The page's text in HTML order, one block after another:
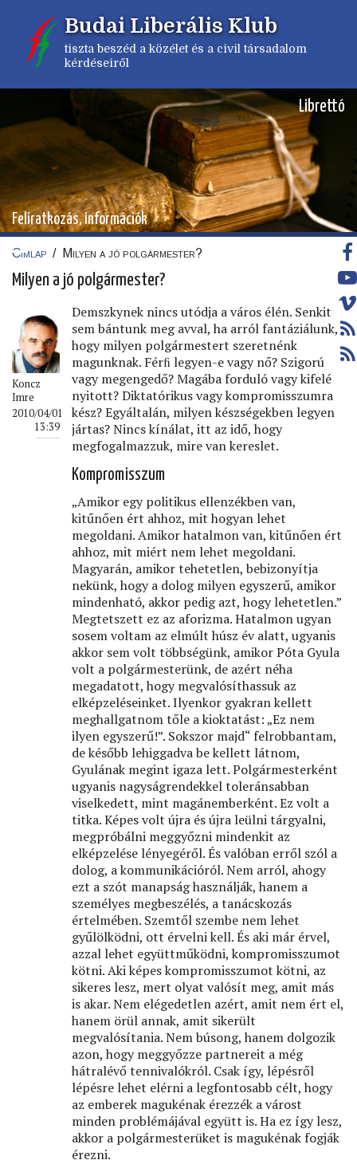
tartalomra
Budai Liberális Klub
tiszta beszéd a közélet és a civil társadalom
kérdéseiről
Librettó
Feliratkozás, információk
Címlap / Milyen a jó polgármester?
Milyen a jó polgármester?
Koncz
Imre
2010/04/01
13:39
Demszkynek nincs utódja a város élén. Senkit
sem bántunk meg avval, ha arról fantáziálunk,
hogy milyen polgármestert szeretnénk
magunknak. Férﬁ legyen-e vagy nő? Szigorú
vagy megengedő? Magába forduló vagy kifelé
nyitott? Diktatórikus vagy kompromisszumra
kész? Egyáltalán, milyen készségekben legyen
jártas? Nincs kínálat, itt az idő, hogy
megfogalmazzuk, mire van kereslet.
Kompromisszum
„Amikor egy politikus ellenzékben van,
kitűnően ért ahhoz, mit hogyan lehet
megoldani. Amikor hatalmon van, kitűnően ért
ahhoz, mit miért nem lehet megoldani.
Magyarán, amikor tehetetlen, bebizonyítja
nekünk, hogy a dolog milyen egyszerű, amikor
mindenható, akkor pedig azt, hogy lehetetlen.”
Megtetszett ez az aforizma. Hatalmon ugyan
sosem voltam az elmúlt húsz év alatt, ugyanis
akkor sem volt többségünk, amikor Póta Gyula
volt a polgármesterünk, de azért néha
megadatott, hogy megvalósíthassuk az
elképzeléseinket. Ilyenkor gyakran kellett
meghallgatnom tőle a kioktatást: „Ez nem
ilyen egyszerű!”. Sokszor majd“ felrobbantam,
de később lehiggadva be kellett látnom,
Gyulának megint igaza lett. Polgármesterként
ugyanis nagyságrendekkel toleránsabban
viselkedett, mint magánemberként. Ez volt a
titka. Képes volt újra és újra leülni tárgyalni,
megpróbálni meggyőzni mindenkit az
elképzelése lényegéről. És valóban erről szól a
dolog, a kommunikációról. Nem arról, ahogy
ezt a szót manapság használják, hanem a
személyes megbeszélés, a tanácskozás
értelmében. Szemtől szembe nem lehet
gyűlölködni, ott érvelni kell. És aki már érvel,
azzal lehet együttműködni, kompromisszumot
kötni. Aki képes kompromisszumot kötni, az
sikeres lesz, mert olyat valósít meg, amit más
is akar. Nem elégedetlen azért, amit nem ért el,
hanem örül annak, amit sikerült
megvalósítania. Nem búsong, hanem dolgozik
azon, hogy meggyőzze partnereit a még
hátralévő tennivalókról. Csak így, lépésről
lépésre lehet elérni a legfontosabb célt, hogy
az emberek magukénak érezzék a várost
minden problémájával együtt is. Ha ez így lesz,
akkor a polgármesterüket is magukénak fogják
érezni.